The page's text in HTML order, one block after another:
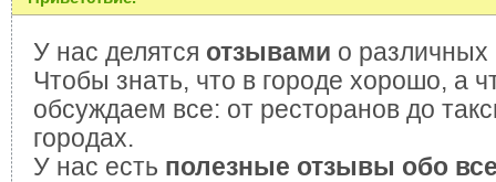
У нас делятся отзывами о различных
Чтобы знать, что в городе хорошо, а
обсуждаем все: от ресторанов до
городах.
У нас есть полезные отзывы обо